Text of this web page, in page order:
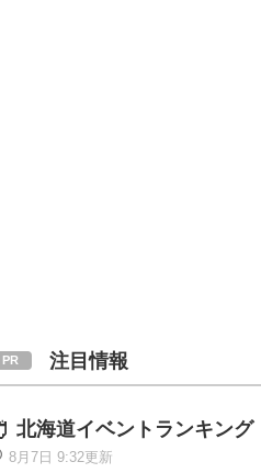
注目情報
北海道イベントランキング
8月7日 9:32更新